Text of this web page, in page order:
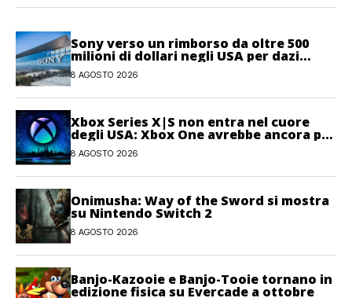
Sony verso un rimborso da oltre 500
milioni di dollari negli USA per dazi
illegittimi
8 AGOSTO 2026
Xbox Series X|S non entra nel cuore
degli USA: Xbox One avrebbe ancora più
giocatori attivi
8 AGOSTO 2026
Onimusha: Way of the Sword si mostra
su Nintendo Switch 2
8 AGOSTO 2026
Banjo-Kazooie e Banjo-Tooie tornano in
edizione fisica su Evercade a ottobre